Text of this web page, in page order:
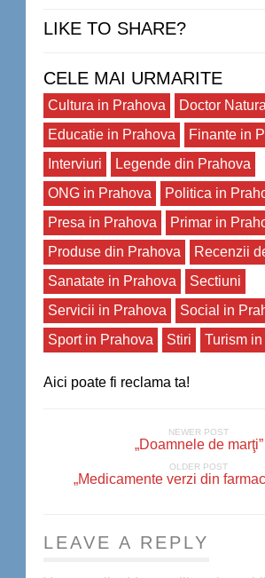
LIKE TO SHARE?
CELE MAI URMARITE
Cultura in Prahova
Doctor Natura
Educatie in Prahova
Finante in
Interviuri
Legende din Prahova
ONG in Prahova
Politica in
Presa in Prahova
Primar in
Produse din Prahova
Recenzii
Sanatate in Prahova
Sectiuni
Servicii in Prahova
Social in
Sport in Prahova
Stiri Turism
Aici poate fi reclama ta!
NEWER POST
„Doamnele de marţi”
OLDER POST
„Medicamente verzi din
LEAVE A REPLY